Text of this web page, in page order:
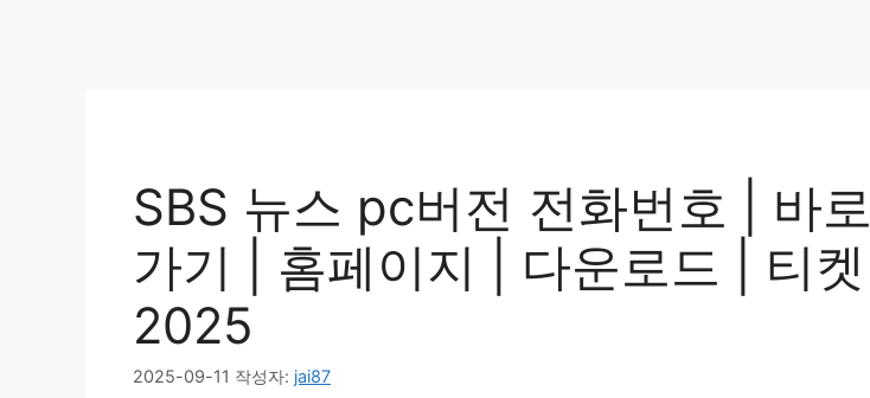
SBS 뉴스 pc버전 전화번호 | 바로
가기 | 홈페이지 | 다운로드 | 티켓 |
2025
2025-09-11 작성자: jai87